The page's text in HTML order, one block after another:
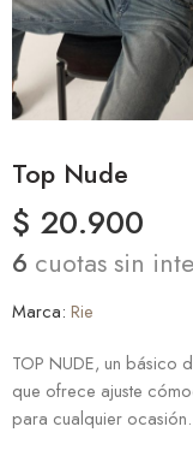
Top Nude
$ 20.900
6 cuotas sin
Marca: Rie
TOP NUDE, un básico
que ofrece ajuste
para cualquier ocasión.